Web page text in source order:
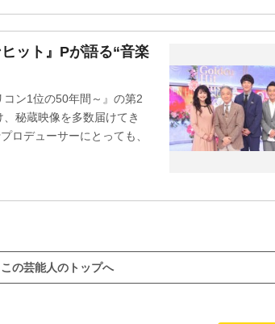
ット』Pが語る“音楽
ン1位の50年間～』の第2
秘蔵映像を多数届けてき
ロデューサーにとっても、
この芸能人のトップへ